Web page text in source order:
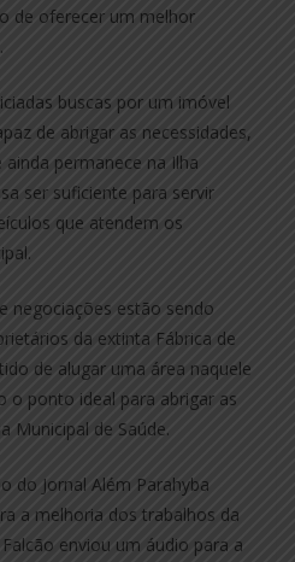
de oferecer um melhor
buscas por um imóvel
de abrigar as necessidades,
permanece na Ilha
ser suficiente para servir
que atendem os
negociações estão sendo
da extinta Fábrica de
de alugar uma área naquele
o ponto ideal para abrigar as
Municipal de Saúde.
do Jornal Além Parahyba
a melhoria dos trabalhos da
enviou um áudio para a